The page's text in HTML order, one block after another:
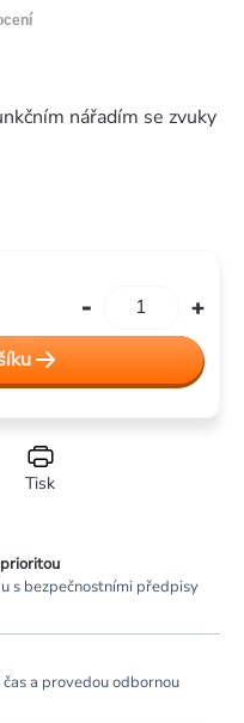
nářadím se zvuky
Tisk
s bezpečnostními předpisy
a provedou odbornou